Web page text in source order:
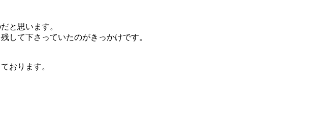
と思います。
して下さっていたのがきっかけです。
おります。